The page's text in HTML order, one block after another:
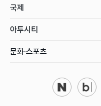
국제
아투시티
문화·스포츠